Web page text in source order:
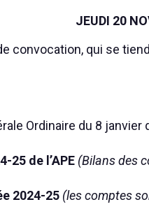
JEUDI 20
convocation, qui se
Ordinaire du 8 janvier
25 de l’APE (Bilans des
2024-25 (les comptes